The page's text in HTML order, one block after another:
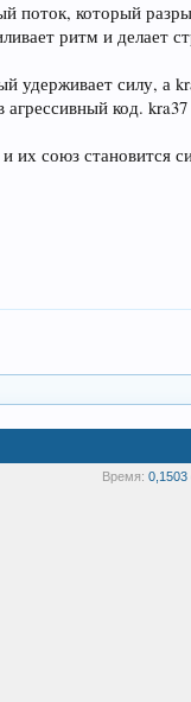
поток, который
ритм и делает
удерживает силу,
код.
их союз
Время: 0,1503